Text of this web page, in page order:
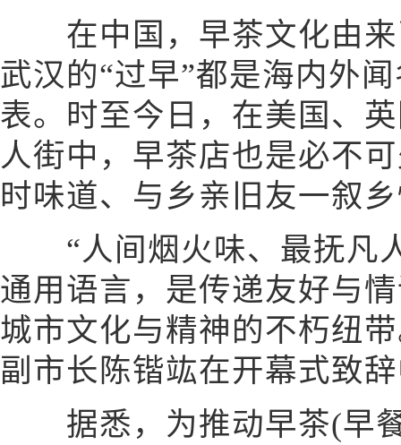
在中国，早茶文化由来
武汉的“过早”都是海内外
表。时至今日，在美国、
人街中，早茶店也是必不
时味道、与乡亲旧友一叙
“人间烟火味、最抚凡
通用语言，是传递友好与
城市文化与精神的不朽纽
副市长陈锴竑在开幕式致
据悉，为推动早茶(早餐